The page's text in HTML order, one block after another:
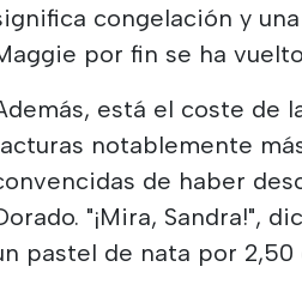
congelación y
por fin se ha
está el coste de
notablemente
de haber
"¡Mira, Sandra!",
pastel de nata por 2,50